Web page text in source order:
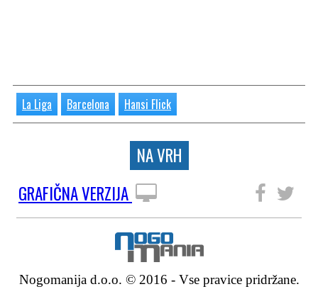
La Liga Barcelona Hansi Flick
NA VRH
GRAFIČNA VERZIJA
Nogomanija d.o.o. © 2016 - Vse pravice pridržane.